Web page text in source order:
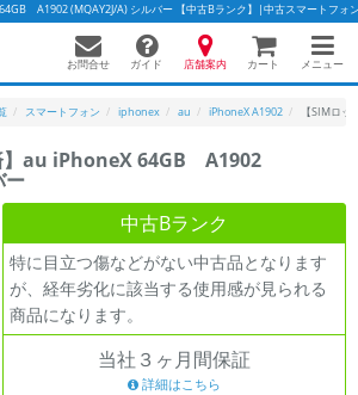
A1902 (MQAY2J/A) シルバー 【中古Bランク】|中古スマートフォ
お問合せ ガイド 店舗案内 カート メニュー
スマートフォン iphonex au iPhoneX A1902 【SIMロ
】au iPhoneX 64GB A1902
ー
中古Bランク
特に目立つ傷などがない中古品となります
が、経年劣化に該当する使用感が見られる
商品になります。
当社３ヶ月間保証
詳細はこちら
ソコン検索に切り替える